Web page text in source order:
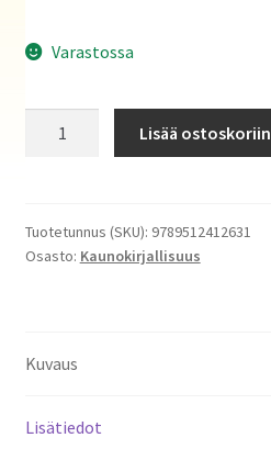
Varastossa
määrä
Lisää ostoskoriin
Tuotetunnus (SKU): 9789512412631
Osasto: Kaunokirjallisuus
Kuvaus
Lisätiedot